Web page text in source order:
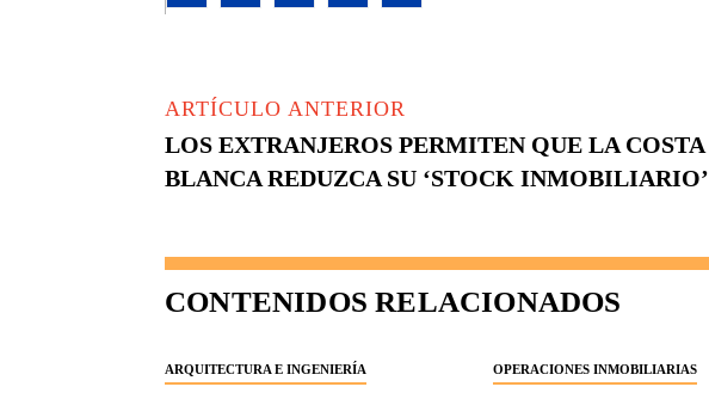
ARTÍCULO ANTERIOR
LOS EXTRANJEROS PERMITEN QUE LA COSTA
BLANCA REDUZCA SU ‘STOCK INMOBILIARIO’
CONTENIDOS RELACIONADOS
ARQUITECTURA E INGENIERÍA OPERACIONES INMOBILIARIAS